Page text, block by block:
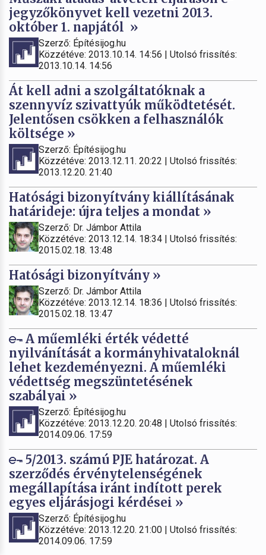
jegyzőkönyvet kell vezetni 2013.
október 1. napjától »
Szerző: Építésijog.hu
Közzétéve: 2013.10.14. 14:56 | Utolsó frissítés:
2013.10.14. 14:56
Át kell adni a szolgáltatóknak a
szennyvíz szivattyúk működtetését.
Jelentősen csökken a felhasználók
költsége »
Szerző: Építésijog.hu
Közzétéve: 2013.12.11. 20:22 | Utolsó frissítés:
2013.12.20. 21:40
Hatósági bizonyítvány kiállításának
határideje: újra teljes a mondat »
Szerző: Dr. Jámbor Attila
Közzétéve: 2013.12.14. 18:34 | Utolsó frissítés:
2015.02.18. 13:48
Hatósági bizonyítvány »
Szerző: Dr. Jámbor Attila
Közzétéve: 2013.12.14. 18:36 | Utolsó frissítés:
2015.02.18. 13:47
A műemléki érték védetté
nyilvánítását a kormányhivataloknál
lehet kezdeményezni. A műemléki
védettség megszüntetésének
szabályai »
Szerző: Építésijog.hu
Közzétéve: 2013.12.20. 20:48 | Utolsó frissítés:
2014.09.06. 17:59
5/2013. számú PJE határozat. A
szerződés érvénytelenségének
megállapítása iránt indított perek
egyes eljárásjogi kérdései »
Szerző: Építésijog.hu
Közzétéve: 2013.12.20. 21:00 | Utolsó frissítés:
2014.09.06. 17:59